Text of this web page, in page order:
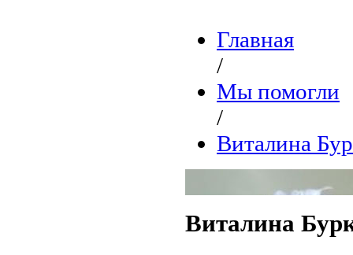
Главная
/
Мы помогли
/
Виталина
Виталина